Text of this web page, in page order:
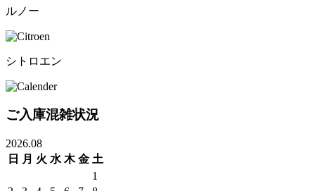
ルノー
シトロエン
ご入庫混雑状況
2026.08
日
月 火 水 木 金 土
1